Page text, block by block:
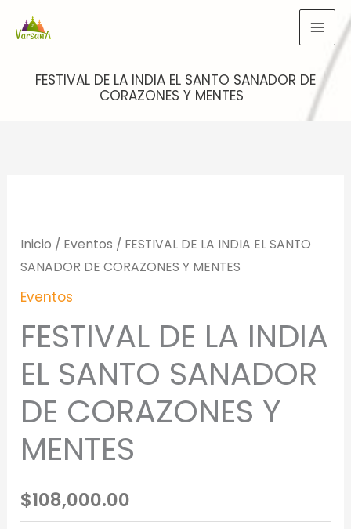
FESTIVAL DE LA INDIA EL SANTO SANADOR DE
CORAZONES Y MENTES
Inicio / Eventos / FESTIVAL DE LA INDIA EL SANTO
SANADOR DE CORAZONES Y MENTES
Eventos
FESTIVAL DE LA INDIA
EL SANTO SANADOR
DE CORAZONES Y
MENTES
$108,000.00